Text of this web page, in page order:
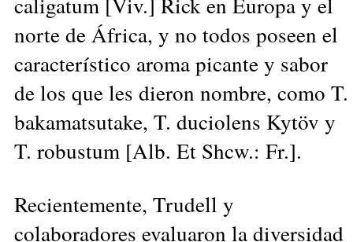
norte de África, y no todos poseen el
característico aroma picante y sabor
de los que les dieron nombre, como T.
bakamatsutake, T. duciolens Kytöv y
T. robustum [Alb. Et Shcw.: Fr.].
Recientemente, Trudell y
colaboradores evaluaron la diversidad